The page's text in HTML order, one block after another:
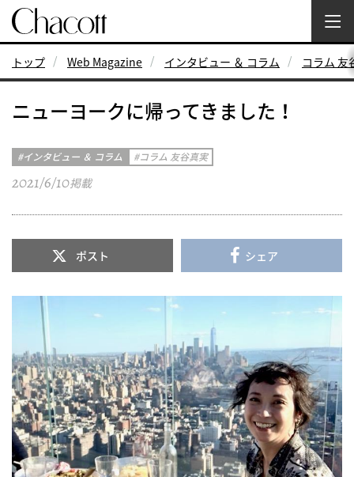
トップ Web Magazine インタビュー ＆ コラム コラム 友
ニューヨークに帰ってきました！
インタビュー ＆ コラム コラム 友谷真実
2021/6/10掲載
ポスト シェア